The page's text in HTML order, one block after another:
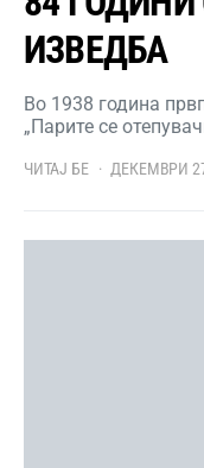
ИЗВЕДБА
Во 1938 година
„Парите се
ЧИТАЈ БЕ ДЕКЕМВРИ